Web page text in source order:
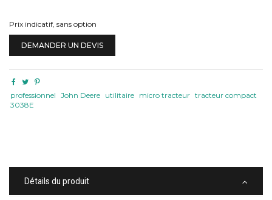
Prix indicatif, sans option
DEMANDER UN DEVIS
professionnel John Deere utilitaire micro tracteur tracteur compact
3038E
Détails du produit